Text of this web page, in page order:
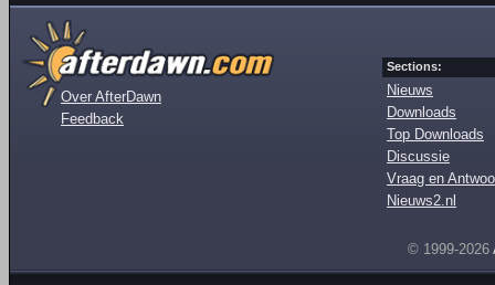
Over AfterDawn
Feedback
Sections:
Nieuws
Downloads
Top Downloads
Discussie
Vraag en
Nieuws2.nl
© 1999-2026